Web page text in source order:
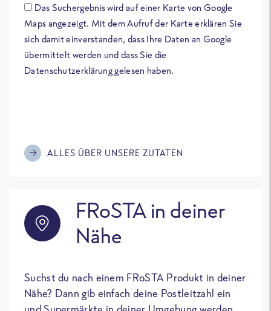
Das Suchergebnis wird auf einer Karte von Google
Maps angezeigt. Mit dem Aufruf der Karte erklären Sie
sich damit einverstanden, dass Ihre Daten an Google
übermittelt werden und dass Sie die
Datenschutzerklärung gelesen haben.
ALLES ÜBER UNSERE ZUTATEN
FRoSTA in deiner
Nähe
Suchst du nach einem FRoSTA Produkt in deiner
Nähe? Dann gib einfach deine Postleitzahl ein